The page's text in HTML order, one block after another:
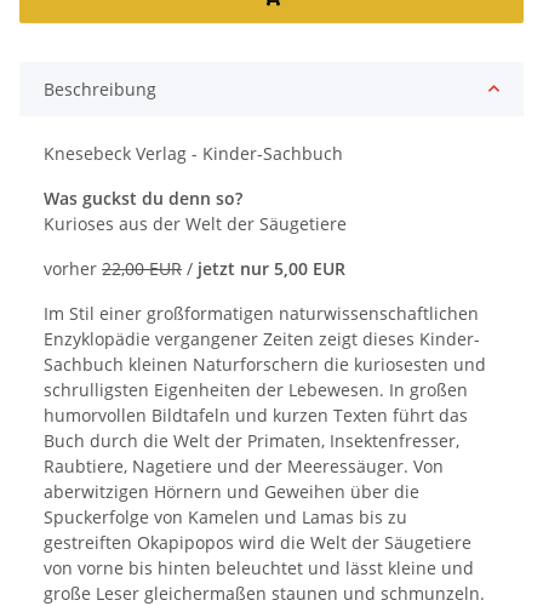
Beschreibung
Knesebeck Verlag - Kinder-Sachbuch
Was guckst du denn so?
Kurioses aus der Welt der Säugetiere
vorher 22,00 EUR / jetzt nur 5,00 EUR
Im Stil einer großformatigen naturwissenschaftlichen
Enzyklopädie vergangener Zeiten zeigt dieses Kinder-
Sachbuch kleinen Naturforschern die kuriosesten und
schrulligsten Eigenheiten der Lebewesen. In großen
humorvollen Bildtafeln und kurzen Texten führt das
Buch durch die Welt der Primaten, Insektenfresser,
Raubtiere, Nagetiere und der Meeressäuger. Von
aberwitzigen Hörnern und Geweihen über die
Spuckerfolge von Kamelen und Lamas bis zu
gestreiften Okapipopos wird die Welt der Säugetiere
von vorne bis hinten beleuchtet und lässt kleine und
große Leser gleichermaßen staunen und schmunzeln.